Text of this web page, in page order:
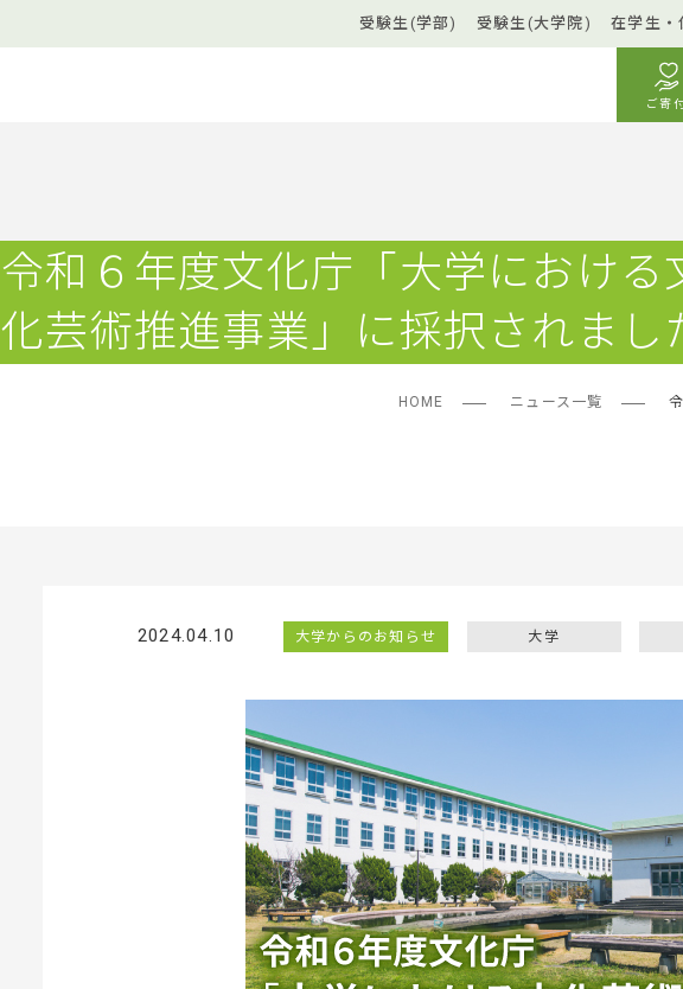
受験生(学部) 受験生(大学院) 在学生・
ご寄
令和６年度文化庁「大学における
化芸術推進事業」に採択されまし
HOME ニュース一覧
2024.04.10 大学からのお知らせ 大学